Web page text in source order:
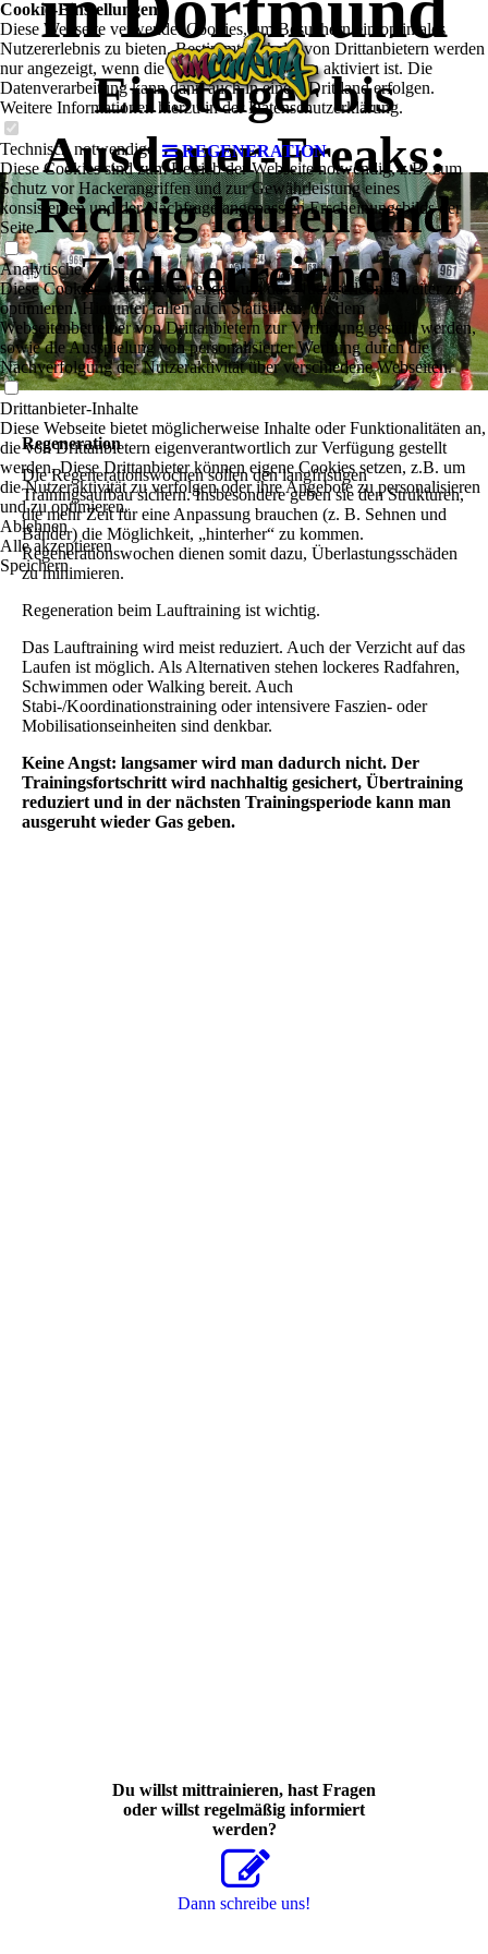
REGENERATION
Einsteiger bis
Ausdauer-Freaks:
Richtig laufen und
Ziele erreichen
Regeneration
Die Regenerationswochen sollen den langfristigen
Trainingsaufbau sichern. Insbesondere geben sie den Strukturen,
die mehr Zeit für eine Anpassung brauchen (z. B. Sehnen und
Bänder) die Möglichkeit, „hinterher“ zu kommen.
Regenerationswochen dienen somit dazu, Überlastungsschäden
zu minimieren.
Regeneration beim Lauftraining ist wichtig.
Das Lauftraining wird meist reduziert. Auch der Verzicht auf das
Laufen ist möglich. Als Alternativen stehen lockeres Radfahren,
Schwimmen oder Walking bereit. Auch
Stabi-/Koordinationstraining oder intensivere Faszien- oder
Mobilisationseinheiten sind denkbar.
Keine Angst: langsamer wird man dadurch nicht. Der
Trainingsfortschritt wird nachhaltig gesichert, Übertraining
reduziert und in der nächsten Trainingsperiode kann man
ausgeruht wieder Gas geben.
Du willst mittrainieren, hast Fragen
oder willst regelmäßig informiert
werden?
Dann schreibe uns!
Cookie-Einstellungen
Diese Webseite verwendet Cookies, um Besuchern ein optimales
Nutzererlebnis zu bieten. Bestimmte Inhalte von Drittanbietern werden
nur angezeigt, wenn die entsprechende Option aktiviert ist. Die
Datenverarbeitung kann dann auch in einem Drittland erfolgen.
Weitere Informationen hierzu in der Datenschutzerklärung.
Technisch notwendige
Diese Cookies sind zum Betrieb der Webseite notwendig, z.B. zum
Schutz vor Hackerangriffen und zur Gewährleistung eines
konsistenten und der Nachfrage angepassten Erscheinungsbilds der
Seite.
Analytische
Diese Cookies werden verwendet, um das Nutzererlebnis weiter zu
optimieren. Hierunter fallen auch Statistiken, die dem
Webseitenbetreiber von Drittanbietern zur Verfügung gestellt werden,
sowie die Ausspielung von personalisierter Werbung durch die
Nachverfolgung der Nutzeraktivität über verschiedene Webseiten.
Drittanbieter-Inhalte
Diese Webseite bietet möglicherweise Inhalte oder Funktionalitäten an,
die von Drittanbietern eigenverantwortlich zur Verfügung gestellt
werden. Diese Drittanbieter können eigene Cookies setzen, z.B. um
die Nutzeraktivität zu verfolgen oder ihre Angebote zu personalisieren
und zu optimieren.
Ablehnen
Alle akzeptieren
Speichern